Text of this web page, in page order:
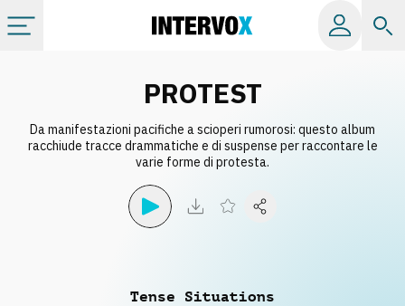
Album
PROTEST
Da manifestazioni pacifiche a scioperi rumorosi: questo album
racchiude tracce drammatiche e di suspense per raccontare le
varie forme di protesta.
Tense Situations